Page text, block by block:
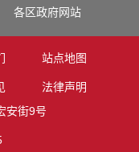
各区政府网站
站点地图
法律声明
安街9号